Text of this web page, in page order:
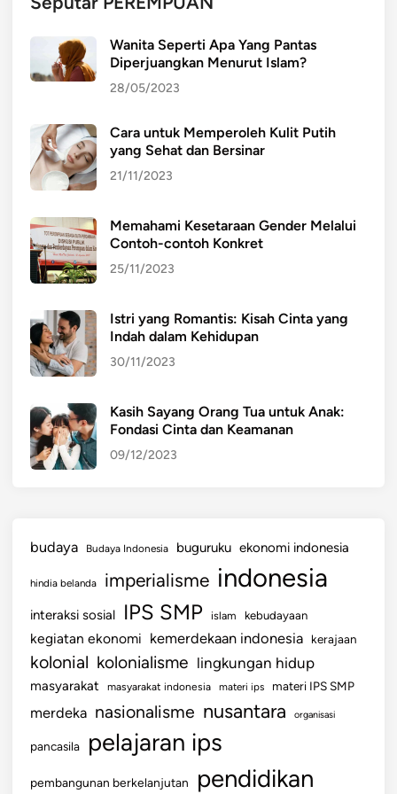
Wanita Seperti Apa Yang Pantas
Diperjuangkan Menurut Islam?
28/05/2023
Cara untuk Memperoleh Kulit Putih
yang Sehat dan Bersinar
21/11/2023
Memahami Kesetaraan Gender Melalui
Contoh-contoh Konkret
25/11/2023
Istri yang Romantis: Kisah Cinta yang
Indah dalam Kehidupan
30/11/2023
Kasih Sayang Orang Tua untuk Anak:
Fondasi Cinta dan Keamanan
09/12/2023
budaya Budaya Indonesia buguruku ekonomi indonesia
hindia belanda imperialisme indonesia
interaksi sosial IPS SMP islam kebudayaan
kegiatan ekonomi kemerdekaan indonesia kerajaan
kolonial kolonialisme lingkungan hidup
masyarakat masyarakat indonesia materi ips materi IPS SMP
merdeka nasionalisme nusantara organisasi
pancasila pelajaran ips
pembangunan berkelanjutan pendidikan